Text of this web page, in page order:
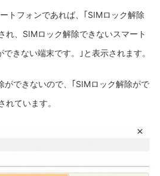
トフォンであれば、｢SIMロック解除
れ、SIMロック解除できないスマート
きない端末です。｣と表示されます。
ができないので、｢SIMロック解除がで
れています。